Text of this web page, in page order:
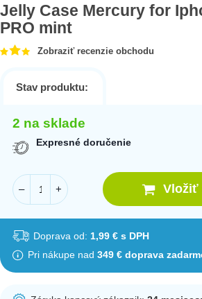
Jelly Case Mercury for
PRO mint
Zobraziť recenzie obchodu
Stav produktu:
2 na sklade
Expresné doručenie
–
+ Vložiť
Doprava od: 1,99 € s DPH
Pri nákupe nad 349 € doprava